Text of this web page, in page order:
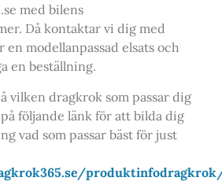
med bilens
Då kontaktar vi dig med
modellanpassad elsats och
en beställning.
vilken dragkrok som passar dig
följande länk för att bilda dig
vad som passar bäst för just